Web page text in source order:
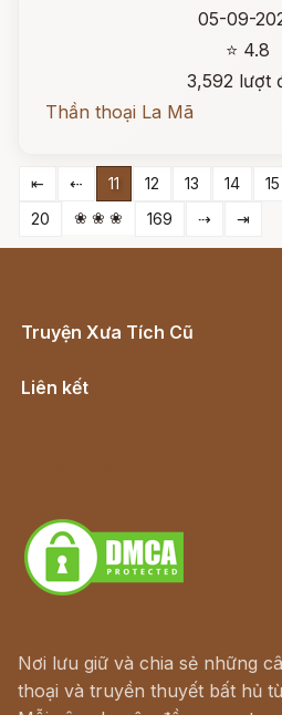
05-09-
⭐ 4.8
3,592 lượt
Thần thoại La Mã
⇤ ⇠ 11 12 13 14 15
20
❀ ❀ ❀ 169 ⇢ ⇥
Truyện Xưa Tích Cũ
Liên kết
Nơi lưu giữ và chia sẻ những
thoại và truyền thuyết bất hủ